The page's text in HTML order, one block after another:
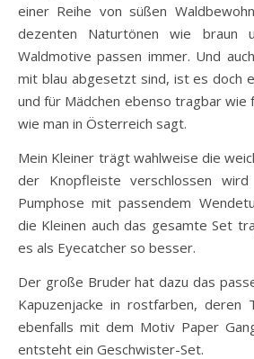
einer Reihe von süßen
dezenten Naturtönen wie braun
Waldmotive passen immer. Und
mit blau abgesetzt sind, ist es doch
und für Mädchen ebenso tragbar wie
wie man in Österreich sagt.
Mein Kleiner trägt wahlweise die
der Knopfleiste verschlossen
Pumphose mit passendem
die Kleinen auch das gesamte Set
es als Eyecatcher so besser.
Der große Bruder hat dazu das
Kapuzenjacke in rostfarben, deren
ebenfalls mit dem Motiv Paper
entsteht ein Geschwister-Set.